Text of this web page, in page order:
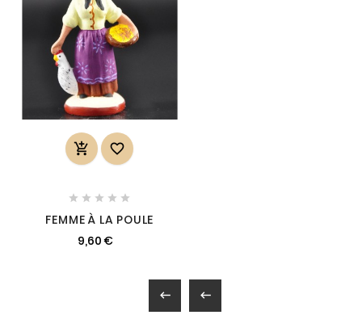
 
    
FEMME À LA POULE
9,60 €
 